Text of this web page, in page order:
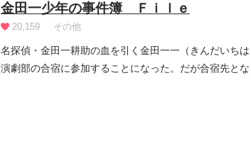
金田一少年の事件簿 Ｆｉｌｅ
20,159 その他
名探偵・金田一耕助の血を引く金田一一（きんだいち
演劇部の合宿に参加することになった。だが合宿先と